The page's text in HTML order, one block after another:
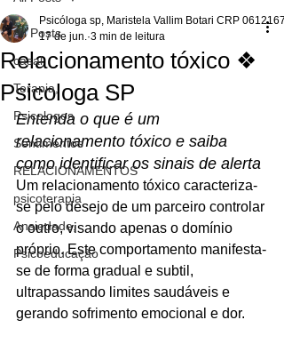
All Posts
casal
Terapia,
Psicologos
Sentimentos
RELACIONAMENTOS
psicoterapia
Ansiedade,
Psicoeducação
Relacionamento tóxico ❖
Psicologa SP
Psicóloga sp, Maristela Vallim Botari CRP
17 de jun. 3 min de leitura
Entenda o que é um
relacionamento tóxico e saiba
como identificar os sinais de alerta
Um relacionamento tóxico caracteriza-
se pelo desejo de um parceiro controlar
o outro, visando apenas o domínio
próprio. Este comportamento manifesta-
se de forma gradual e subtil,
ultrapassando limites saudáveis e
gerando sofrimento emocional e dor.